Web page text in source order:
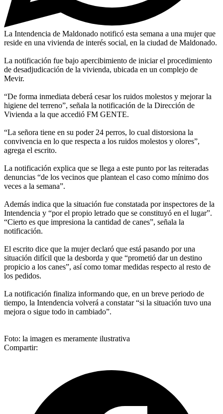
La Intendencia de Maldonado notificó esta semana a una mujer que
reside en una vivienda de interés social, en la ciudad de Maldonado.
La notificación fue bajo apercibimiento de iniciar el procedimiento
de desadjudicación de la vivienda, ubicada en un complejo de
Mevir.
“De forma inmediata deberá cesar los ruidos molestos y mejorar la
higiene del terreno”, señala la notificación de la Dirección de
Vivienda a la que accedió FM GENTE.
“La señora tiene en su poder 24 perros, lo cual distorsiona la
convivencia en lo que respecta a los ruidos molestos y olores”,
agrega el escrito.
La notificación explica que se llega a este punto por las reiteradas
denuncias “de los vecinos que plantean el caso como mínimo dos
veces a la semana”.
Además indica que la situación fue constatada por inspectores de la
Intendencia y “por el propio letrado que se constituyó en el lugar”.
“Cierto es que impresiona la cantidad de canes”, señala la
notificación.
El escrito dice que la mujer declaró que está pasando por una
situación difícil que la desborda y que “prometió dar un destino
propicio a los canes”, así como tomar medidas respecto al resto de
los pedidos.
La notificación finaliza informando que, en un breve periodo de
tiempo, la Intendencia volverá a constatar “si la situación tuvo una
mejora o sigue todo in cambiado”.
Foto: la imagen es meramente ilustrativa
Compartir: